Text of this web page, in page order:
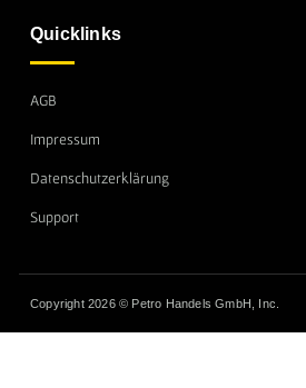
Quicklinks
AGB
Impressum
Datenschutzerklärung
Support
Copyright 2026 © Petro Handels GmbH, Inc.